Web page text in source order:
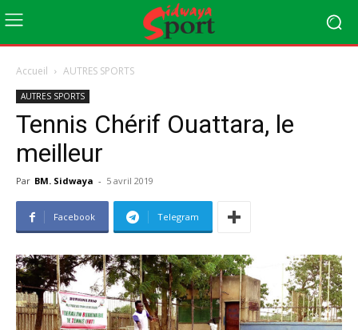
Accueil AUTRES SPORTS
AUTRES SPORTS
Tennis Chérif Ouattara, le
meilleur
Par BM. Sidwaya - 5 avril 2019
Facebook Telegram